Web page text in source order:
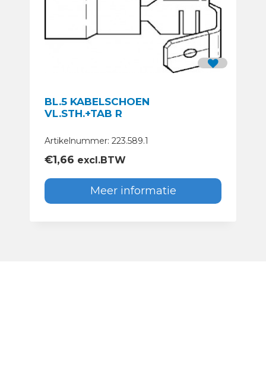
BL.5 KABELSCHOEN
VL.STH.+TAB R
Artikelnummer: 223.589.1
€1,66 excl.BTW
Meer informatie